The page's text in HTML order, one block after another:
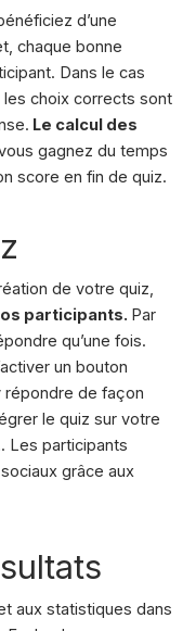
d’une
chaque bonne
Dans le cas
les choix corrects sont
Le calcul des
gagnez du temps
score en fin de quiz.
de votre quiz,
participants. Par
qu’une fois.
un bouton
répondre de façon
le quiz sur votre
Les participants
grâce aux
aux statistiques dans